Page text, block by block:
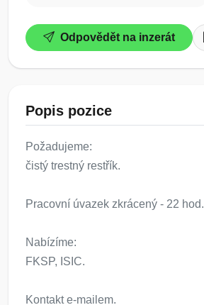
Odpovědět na inzerát
Popis pozice
Požadujeme:
čistý trestný restřík.
Pracovní úvazek zkrácený - 22 hod.
Nabízíme:
FKSP, ISIC.
Kontakt e-mailem.